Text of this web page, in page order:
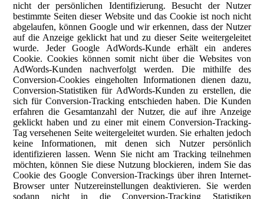
nicht der persönlichen Identifizierung. Besucht der Nutzer
bestimmte Seiten dieser Website und das Cookie ist noch nicht
abgelaufen, können Google und wir erkennen, dass der Nutzer
auf die Anzeige geklickt hat und zu dieser Seite weitergeleitet
wurde. Jeder Google AdWords-Kunde erhält ein anderes
Cookie. Cookies können somit nicht über die Websites von
AdWords-Kunden nachverfolgt werden. Die mithilfe des
Conversion-Cookies eingeholten Informationen dienen dazu,
Conversion-Statistiken für AdWords-Kunden zu erstellen, die
sich für Conversion-Tracking entschieden haben. Die Kunden
erfahren die Gesamtanzahl der Nutzer, die auf ihre Anzeige
geklickt haben und zu einer mit einem Conversion-Tracking-
Tag versehenen Seite weitergeleitet wurden. Sie erhalten jedoch
keine Informationen, mit denen sich Nutzer persönlich
identifizieren lassen. Wenn Sie nicht am Tracking teilnehmen
möchten, können Sie diese Nutzung blockieren, indem Sie das
Cookie des Google Conversion-Trackings über ihren Internet-
Browser unter Nutzereinstellungen deaktivieren. Sie werden
sodann nicht in die Conversion-Tracking Statistiken